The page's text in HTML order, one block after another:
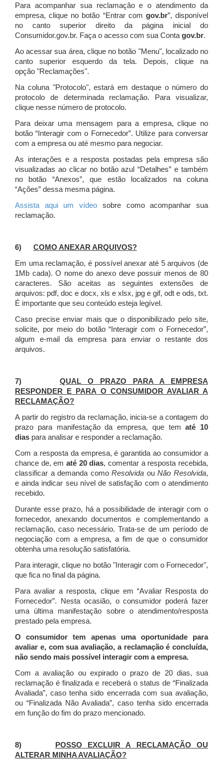
Para acompanhar sua reclamação e o atendimento da
empresa, clique no botão “Entrar com gov.br”, disponível
no canto superior direito da página inicial do
Consumidor.gov.br. Faça o acesso com sua Contagov.br.
Ao acessar sua área, clique no botão "Menu", localizado no
canto superior esquerdo da tela. Depois, clique na
opção "Reclamações".
Na coluna "Protocolo", estará em destaque o número do
protocolo de determinada reclamação. Para visualizar,
clique nesse número de protocolo.
Para deixar uma mensagem para a empresa, clique no
botão “Interagir com o Fornecedor”. Utilize para conversar
com a empresa ou até mesmo para negociar.
As interações e a resposta postadas pela empresa são
visualizadas ao clicar no botão azul “Detalhes” e também
no botão “Anexos”, que estão localizados na coluna
“Ações” dessa mesma página.
Assista aqui um vídeo sobre como acompanhar sua
reclamação.
6) COMO ANEXAR ARQUIVOS?
Em uma reclamação, é possível anexar até 5 arquivos (de
1Mb cada). O nome do anexo deve possuir menos de 80
caracteres. São aceitas as seguintes extensões de
arquivos: pdf, doc e docx, xls e xlsx, jpg e gif, odt e ods, txt.
É importante que seu conteúdo esteja legível.
Caso precise enviar mais que o disponibilizado pelo site,
solicite, por meio do botão “Interagir com o Fornecedor”,
algum e-mail da empresa para enviar o restante dos
arquivos.
7)QUAL O PRAZO PARA A EMPRESA
RESPONDER E PARA O CONSUMIDOR AVALIAR A
RECLAMAÇÃO?
A partir do registro da reclamação, inicia-se a contagem do
prazo para manifestação da empresa, que tematé 10
dias para analisar e responder a reclamação.
Com a resposta da empresa, é garantida ao consumidor a
chance de, em até 20 dias, comentar a resposta recebida,
classificar a demanda comoResolvida ouNão Resolvida,
e ainda indicar seu nível de satisfação com o atendimento
recebido.
Durante esse prazo, há a possibilidade de interagir com o
fornecedor, anexando documentos e complementando a
reclamação, caso necessário.Trata-se de um período de
negociação com a empresa, a fim de que o consumidor
obtenha uma resolução satisfatória.
Para interagir, clique no botão "Interagir com o Fornecedor",
que fica no final da página.
Para avaliar a resposta, clique em “Avaliar Resposta do
Fornecedor”. Nesta ocasião, o consumidor poderá fazer
uma última manifestação sobre o atendimento/resposta
prestado pela empresa.
O consumidor tem apenas uma oportunidade para
avaliar e, com sua avaliação, a reclamação é concluída,
não sendo mais possível interagir com a empresa.
Com a avaliação ou expirado o prazo de 20 dias, sua
reclamação é finalizada e receberá o status de “Finalizada
Avaliada”, caso tenha sido encerrada com sua avaliação,
ou “Finalizada Não Avaliada”, caso tenha sido encerrada
em função do fim do prazo mencionado.
8)
POSSO EXCLUIR A RECLAMAÇÃO OU
ALTERAR MINHA AVALIAÇÃO?